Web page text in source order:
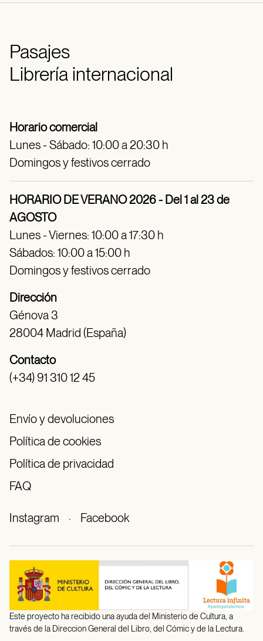
Pasajes
Librería internacional
Horario comercial
Lunes - Sábado: 10:00 a 20:30 h
Domingos y festivos cerrado
HORARIO DE VERANO 2026 - Del 1 al 23 de
AGOSTO
Lunes - Viernes: 10:00 a 17:30 h
Sábados: 10:00 a 15:00 h
Domingos y festivos cerrado
Dirección
Génova 3
28004 Madrid (España)
Contacto
(+34) 91 310 12 45
Envío y devoluciones
Política de cookies
Política de privacidad
FAQ
Instagram · Facebook
Este proyecto ha recibido una ayuda del Ministerio de Cultura, a
través de la Direccion General del Libro, del Cómic y de la Lectura.